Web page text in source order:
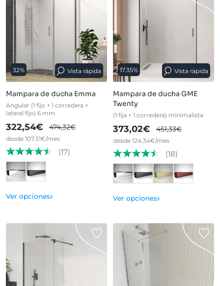
32% Vista rápida
Mampara de ducha Emma
Angular (1 fijo + 1 corredera +
lateral fijo) 6 mm
322,54€ 474,32€
desde 107,51€/mes
(17)
Ver opciones›
17.35% Vista rápida
Mampara de ducha GME
Twenty
(1 fija + 1 corredera) minimalista
373,02€ 451,33€
desde 124,34€/mes
(18)
Ver opciones›